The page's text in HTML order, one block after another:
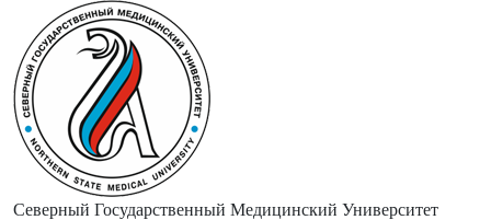
Северный Государственный Медицинский Университет